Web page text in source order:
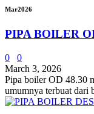
Mar2026
PIPA BOILER
0
0
March 3, 2026
Pipa boiler OD 48.30
umumnya terbuat dari